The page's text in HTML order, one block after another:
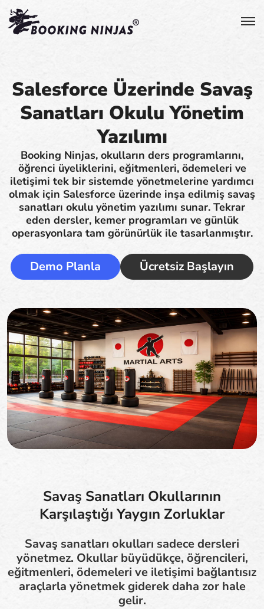
Salesforce Üzerinde Savaş
Sanatları Okulu Yönetim
Yazılımı
Booking Ninjas, okulların ders programlarını,
öğrenci üyeliklerini, eğitmenleri, ödemeleri ve
iletişimi tek bir sistemde yönetmelerine yardımcı
olmak için Salesforce üzerinde inşa edilmiş savaş
sanatları okulu yönetim yazılımı sunar. Tekrar
eden dersler, kemer programları ve günlük
operasyonlara tam görünürlük ile tasarlanmıştır.
Demo Planla Ücretsiz Başlayın
Savaş Sanatları Okullarının
Karşılaştığı Yaygın Zorluklar
Savaş sanatları okulları sadece dersleri
yönetmez. Okullar büyüdükçe, öğrencileri,
eğitmenleri, ödemeleri ve iletişimi bağlantısız
araçlarla yönetmek giderek daha zor hale
gelir.